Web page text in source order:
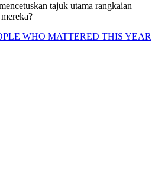
tajuk utama rangkaian
WHO MATTERED THIS YEAR